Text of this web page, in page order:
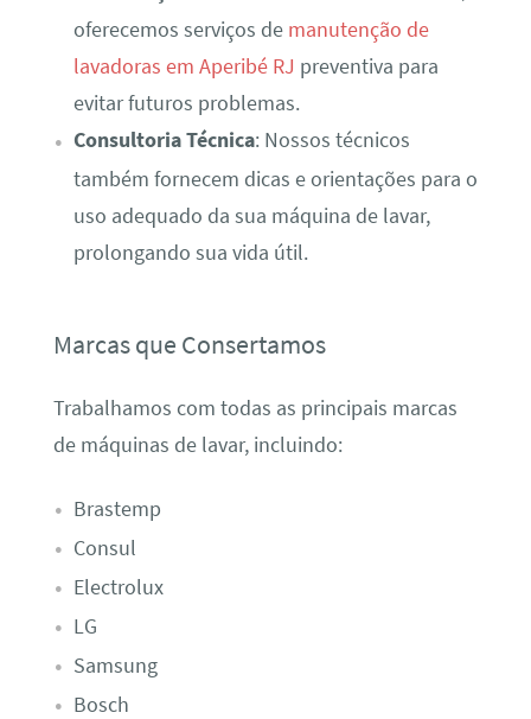
oferecemos serviços de manutenção de
lavadoras em Aperibé RJ preventiva para
evitar futuros problemas.
Consultoria Técnica: Nossos técnicos
também fornecem dicas e orientações para o
uso adequado da sua máquina de lavar,
prolongando sua vida útil.
Marcas que Consertamos
Trabalhamos com todas as principais marcas
de máquinas de lavar, incluindo:
Brastemp
Consul
Electrolux
LG
Samsung
Bosch